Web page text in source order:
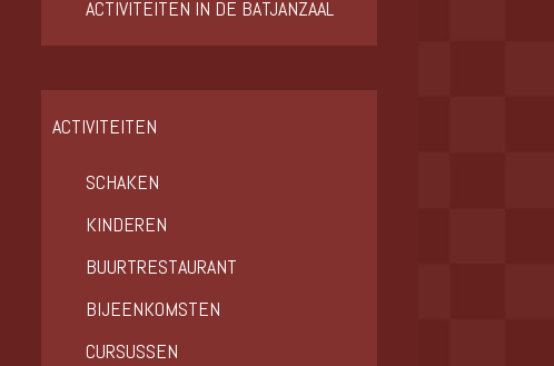
ACTIVITEITEN IN DE BATJANZAAL
ACTIVITEITEN
SCHAKEN
KINDEREN
BUURTRESTAURANT
BIJEENKOMSTEN
CURSUSSEN